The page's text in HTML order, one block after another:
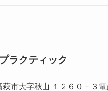
ラクティック
市大字秋山 １２６０－３